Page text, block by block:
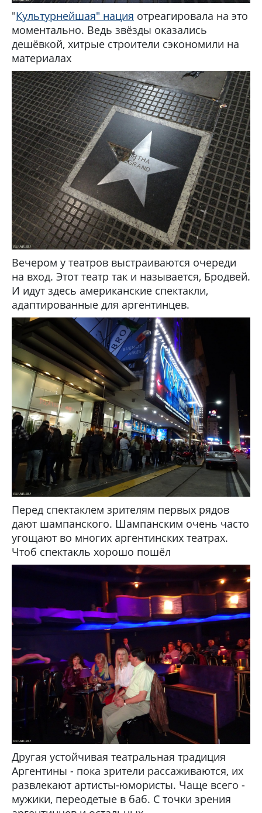
"Культурнейшая" нация отреагировала на это
моментально. Ведь звёзды оказались
дешёвкой, хитрые строители сэкономили на
материалах
Вечером у театров выстраиваются очереди
на вход. Этот театр так и называется, Бродвей.
И идут здесь американские спектакли,
адаптированные для аргентинцев.
Перед спектаклем зрителям первых рядов
дают шампанского. Шампанским очень часто
угощают во многих аргентинских театрах.
Чтоб спектакль хорошо пошёл
Другая устойчивая театральная традиция
Аргентины - пока зрители рассаживаются, их
развлекают артисты-юмористы. Чаще всего -
мужики, переодетые в баб. С точки зрения